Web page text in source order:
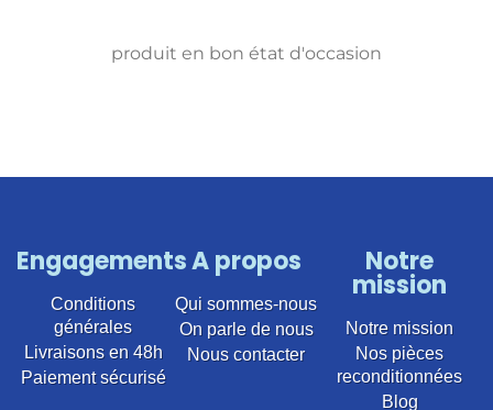
produit en bon état d'occasion
Engagements
Conditions
générales
Livraisons en 48h
Paiement sécurisé
A propos
Qui sommes-nous
On parle de nous
Nous contacter
Notre
mission
Notre mission
Nos pièces
reconditionnées
Blog